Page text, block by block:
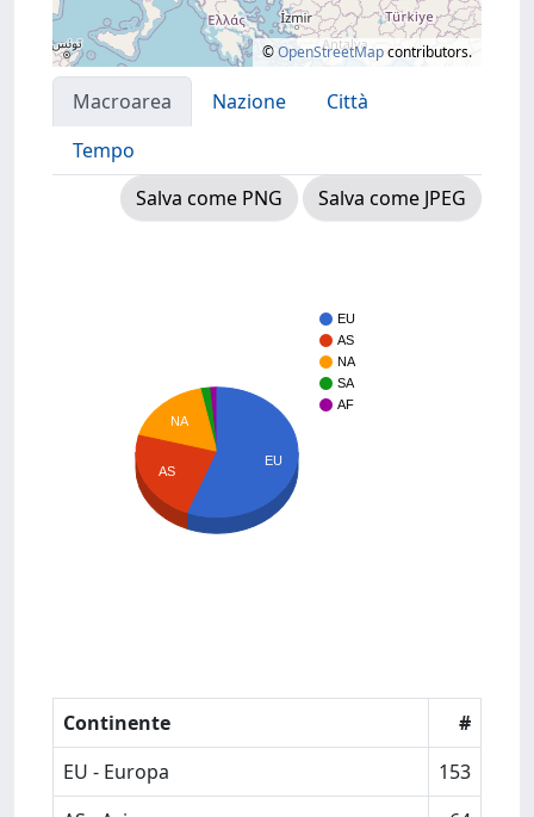
©OpenStreetMapcontributors.
Macroarea Nazione
Città
Tempo
Salva come PNG
Salva come JPEG
EU
AS
NA
SA
AF
NA
AS
EU
Continente
#
EU - Europa
153